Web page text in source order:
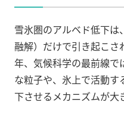
雪氷圏のアルベド低下
融解）だけで引き起こ
年、気候科学の最前線
な粒子や、氷上で活動
下させるメカニズムが大